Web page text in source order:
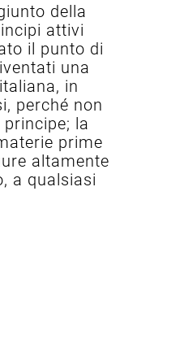
della
attivi
il punto di
una
in
perché non
la
prime
altamente
a qualsiasi